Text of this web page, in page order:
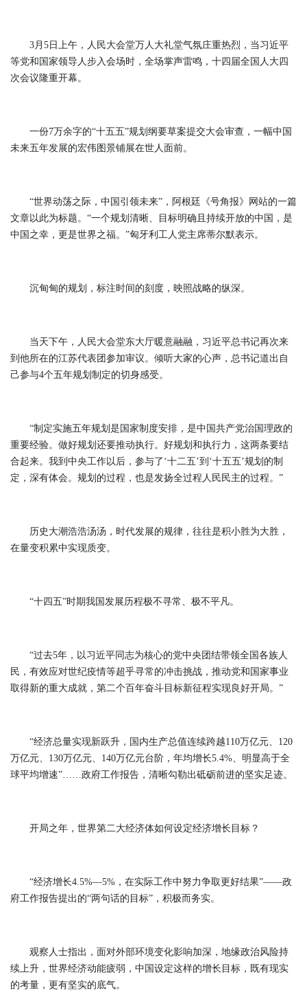
3月5日上午，人民大会堂万人大礼堂气氛庄重热烈，当习近平
等党和国家领导人步入会场时，全场掌声雷鸣，十四届全国人大四
次会议隆重开幕。
一份7万余字的“十五五”规划纲要草案提交大会审查，一幅中国
未来五年发展的宏伟图景铺展在世人面前。
“世界动荡之际，中国引领未来”，阿根廷《号角报》网站的一篇
文章以此为标题。“一个规划清晰、目标明确且持续开放的中国，是
中国之幸，更是世界之福。”匈牙利工人党主席蒂尔默表示。
沉甸甸的规划，标注时间的刻度，映照战略的纵深。
当天下午，人民大会堂东大厅暖意融融，习近平总书记再次来
到他所在的江苏代表团参加审议。倾听大家的心声，总书记道出自
己参与4个五年规划制定的切身感受。
“制定实施五年规划是国家制度安排，是中国共产党治国理政的
重要经验。做好规划还要推动执行。好规划和执行力，这两条要结
合起来。我到中央工作以后，参与了‘十二五’到‘十五五’规划的制
定，深有体会。规划的过程，也是发扬全过程人民民主的过程。”
历史大潮浩浩汤汤，时代发展的规律，往往是积小胜为大胜，
在量变积累中实现质变。
“十四五”时期我国发展历程极不寻常、极不平凡。
“过去5年，以习近平同志为核心的党中央团结带领全国各族人
民，有效应对世纪疫情等超乎寻常的冲击挑战，推动党和国家事业
取得新的重大成就，第二个百年奋斗目标新征程实现良好开局。”
“经济总量实现新跃升，国内生产总值连续跨越110万亿元、120
万亿元、130万亿元、140万亿元台阶，年均增长5.4%、明显高于全
球平均增速”……政府工作报告，清晰勾勒出砥砺前进的坚实足迹。
开局之年，世界第二大经济体如何设定经济增长目标？
“经济增长4.5%—5%，在实际工作中努力争取更好结果”——政
府工作报告提出的“两句话的目标”，积极而务实。
观察人士指出，面对外部环境变化影响加深，地缘政治风险持
续上升，世界经济动能疲弱，中国设定这样的增长目标，既有现实
的考量，更有坚实的底气。